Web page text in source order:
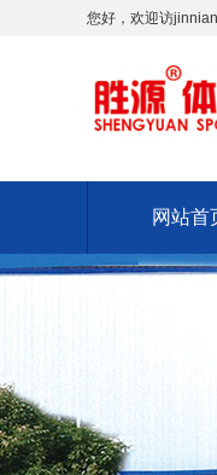
您好，欢迎访
网站首